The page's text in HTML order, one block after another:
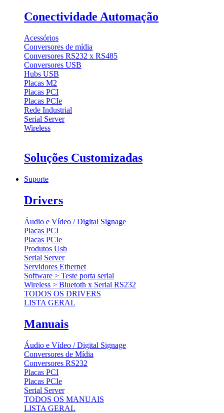
Conectividade Automação
Acessórios
Conversores de mídia
Conversores RS232 x RS485
Conversores USB
Hubs USB
Placas M2
Placas PCI
Placas PCIe
Rede Industrial
Serial Server
Wireless
Soluções Customizadas
Suporte
Drivers
Áudio e Vídeo / Digital Signage
Placas PCI
Placas PCIe
Produtos Usb
Serial Server
Servidores Ethernet
Software > Teste porta serial
Wireless > Bluetoth x Serial RS232
TODOS OS DRIVERS
LISTA GERAL
Manuais
Áudio e Vídeo / Digital Signage
Conversores de Mídia
Conversores RS232
Placas PCI
Placas PCIe
Serial Server
TODOS OS MANUAIS
LISTA GERAL